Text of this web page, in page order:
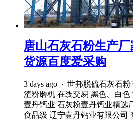
唐山石灰石粉生产
货源百度爱采购
3 days ago · 世邦脱硫石灰石
渣粉磨机 在线交易 黑色、白色
壹丹钙业 石灰粉壹丹钙业精选
食品级 辽宁壹丹钙业有限公司